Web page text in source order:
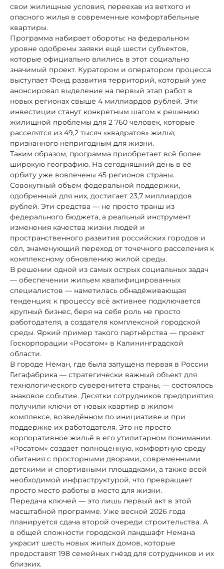
свои жилищные условия, переехав из ветхого и
опасного жилья в современные комфортабельные
квартиры.
Программа набирает обороты: на федеральном
уровне одобрены заявки ещё шести субъектов,
которые официально влились в этот социально
значимый проект. Куратором и оператором процесса
выступает Фонд развития территорий, который уже
анонсировал выделение на первый этап работ в
новых регионах свыше 4 миллиардов рублей. Эти
инвестиции станут конкретным шагом к решению
жилищной проблемы для 2 760 человек, которые
расселятся из 49,2 тысяч «квадратов» жилья,
признанного непригодным для жизни.
Таким образом, программа приобретает всё более
широкую географию. На сегодняшний день в её
орбиту уже вовлечены 45 регионов страны.
Совокупный объем федеральной поддержки,
одобренный для них, достигает 23,7 миллиардов
рублей. Эти средства — не просто транш из
федерального бюджета, а реальный инструмент
изменения качества жизни людей и
пространственного развития российских городов и
сёл, знаменующий переход от точечного расселения к
комплексному обновлению жилой среды.
В решении одной из самых острых социальных задач
— обеспечении жильем квалифицированных
специалистов — наметилась обнадёживающая
тенденция: к процессу всё активнее подключается
крупный бизнес, беря на себя роль не просто
работодателя, а создателя комплексной городской
среды. Яркий пример такого партнёрства — проект
Госкорпорации «Росатом» в Калининградской
области.
В городе Неман, где была запущена первая в России
Гигафабрика — стратегически важный объект для
технологического суверенитета страны, — состоялось
знаковое событие. Десятки сотрудников предприятия
получили ключи от новых квартир в жилом
комплексе, возведённом по инициативе и при
поддержке их работодателя. Это не просто
корпоративное жильё в его утилитарном понимании.
«Росатом» создаёт полноценную, комфортную среду
обитания с просторными дворами, современными
детскими и спортивными площадками, а также всей
необходимой инфраструктурой, что превращает
просто место работы в место для жизни.
Передача ключей — это лишь первый акт в этой
масштабной программе. Уже весной 2026 года
планируется сдача второй очереди строительства. А
в общей сложности городской ландшафт Немана
украсит шесть новых жилых домов, которые
предоставят 198 семейных гнёзд для сотрудников и их
близких.